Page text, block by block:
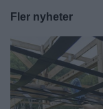
Fler nyheter